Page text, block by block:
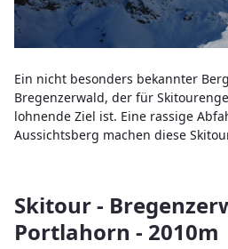
Ein nicht besonders bekannter
Bregenzerwald, der für
lohnende Ziel ist. Eine rassige
Aussichtsberg machen diese
Skitour -
Portlahorn - 2010m